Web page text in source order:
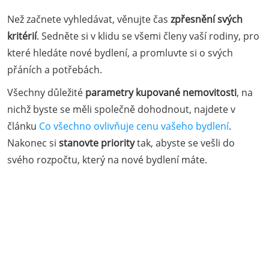
Než začnete vyhledávat, věnujte čas zpřesnění svých
kritérií. Sedněte si v klidu se všemi členy vaší rodiny, pro
které hledáte nové bydlení, a promluvte si o svých
přáních a potřebách.
Všechny důležité parametry kupované nemovitosti, na
nichž byste se měli společně dohodnout, najdete v
článku Co všechno ovlivňuje cenu vašeho bydlení.
Nakonec si stanovte prioritytak, abyste se vešli do
svého rozpočtu, který na nové bydlení máte.